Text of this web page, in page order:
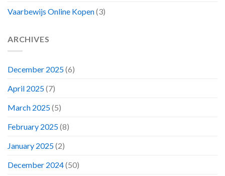
Vaarbewijs Online Kopen(3)
ARCHIVES
December 2025(6)
April 2025(7)
March 2025(5)
February 2025(8)
January 2025(2)
December 2024(50)